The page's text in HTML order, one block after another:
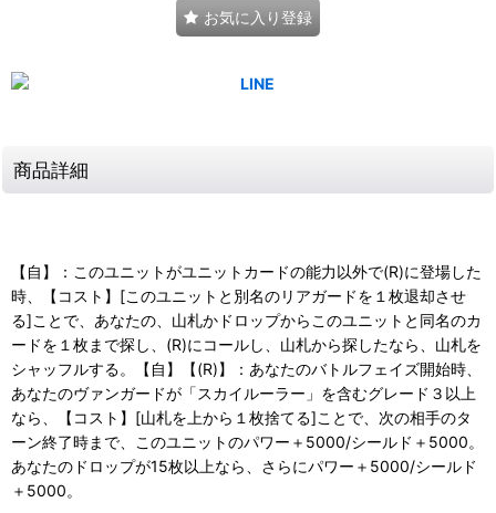
お気に入り登録
商品詳細
【自】：このユニットがユニットカードの能力以外で(R)に登場した
時、【コスト】[このユニットと別名のリアガードを１枚退却させ
る]ことで、あなたの、山札かドロップからこのユニットと同名のカ
ードを１枚まで探し、(R)にコールし、山札から探したなら、山札を
シャッフルする。【自】【(R)】：あなたのバトルフェイズ開始時、
あなたのヴァンガードが「スカイルーラー」を含むグレード３以上
なら、【コスト】[山札を上から１枚捨てる]ことで、次の相手のタ
ーン終了時まで、このユニットのパワー＋5000/シールド＋5000。
あなたのドロップが15枚以上なら、さらにパワー＋5000/シールド
＋5000。